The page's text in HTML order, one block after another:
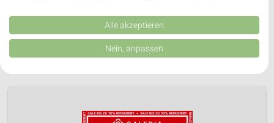
PROSPEKT BLÄTTERN
Kombinationen von Daten aus verschiedenen Quellen. Entwicklung und
Verbesserung der Angebote. Verwendung reduzierter Daten zur Auswahl
von Inhalten.
Daten können außerhalb der Europäischen Union weitergegeben und in die
Website/App.
Wir nutzen Ihre Daten für folgende Zwecke:
Alle akzeptieren
Nein, anpassen